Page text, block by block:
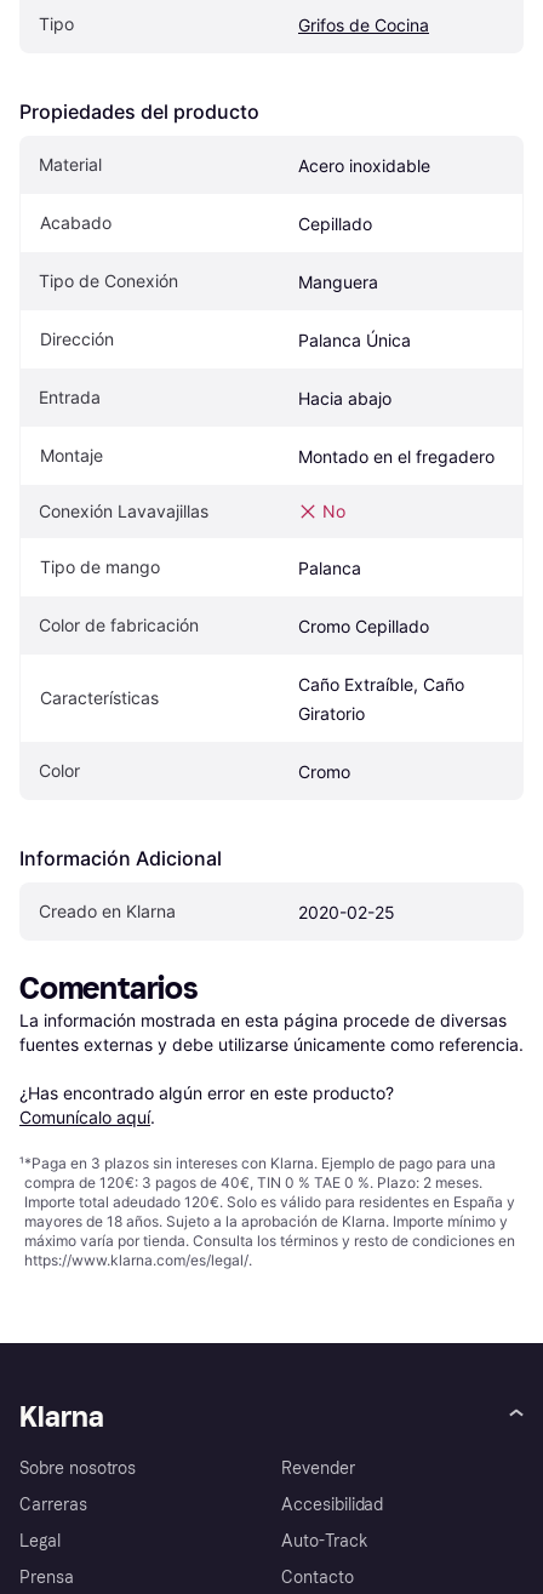
Tipo Grifos de Cocina
Propiedades del producto
Material Acero inoxidable
Acabado Cepillado
Tipo de Conexión Manguera
Dirección Palanca Única
Entrada Hacia abajo
Montaje Montado en el fregadero
Conexión Lavavajillas No
Tipo de mango Palanca
Color de fabricación Cromo Cepillado
Características
Caño Extraíble, Caño
Giratorio
Color Cromo
Información Adicional
Creado en Klarna 2020-02-25
Comentarios
La información mostrada en esta página procede de diversas
fuentes externas y debe utilizarse únicamente como referencia.
¿Has encontrado algún error en este producto?
Comunícalo aquí.
¹*Paga en 3 plazos sin intereses con Klarna. Ejemplo de pago para una
compra de 120€: 3 pagos de 40€, TIN 0 % TAE 0 %. Plazo: 2 meses.
Importe total adeudado 120€. Solo es válido para residentes en España y
mayores de 18 años. Sujeto a la aprobación de Klarna. Importe mínimo y
máximo varía por tienda. Consulta los términos y resto de condiciones en
https://www.klarna.com/es/legal/.
Klarna
Sobre nosotros
Carreras
Legal
Prensa
Revender
Accesibilidad
Auto-Track
Contacto